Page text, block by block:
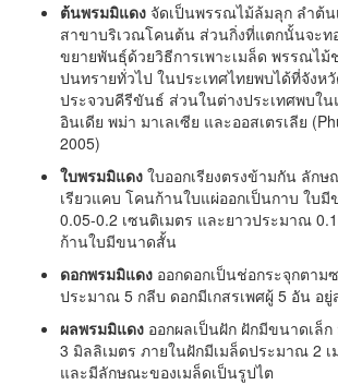
ต้นพรมมิแดง จัดเป็นพรรณไม้ล้มลุก ลำต้น
สาขาบริเวณโคนต้น ส่วนกิ่งที่แตกนั้นจะท
ขยายพันธุ์ด้วยวิธีการเพาะเมล็ด พรรณไ
ปนทรายทั่วไป ในประเทศไทยพบได้ที่จังห
ประจวบคีรีขันธ์ ส่วนในต่างประเทศพบใ
อินเดีย พม่า มาเลเซีย และออสเตรเลีย
2005)
ใบพรมมิแดง ใบออกเรียงตรงข้ามกัน ลัก
เรียวแคบ โคนก้านใบแผ่ออกเป็นกาบ ใบ
0.05-0.2 เซนติเมตร และยาวประมาณ
ก้านใบมีขนาดสั้น
ดอกพรมมิแดง ออกดอกเป็นช่อกระจุกตาม
ประมาณ 5 กลีบ ดอกมีเกสรเพศผู้ 5 อัน อ
ผลพรมมิแดง ออกผลเป็นฝัก ฝักมีขนาดเล็
3 มิลลิเมตร ภายในฝักมีเมล็ดประมาณ 2 เ
และมีลักษณะของเมล็ดเป็นรูปไต